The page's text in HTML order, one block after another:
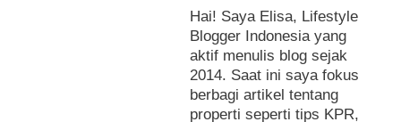
Hai! Saya Elisa, Lifestyle
Blogger Indonesia yang
aktif menulis blog sejak
2014. Saat ini saya fokus
berbagi artikel tentang
properti seperti tips KPR,